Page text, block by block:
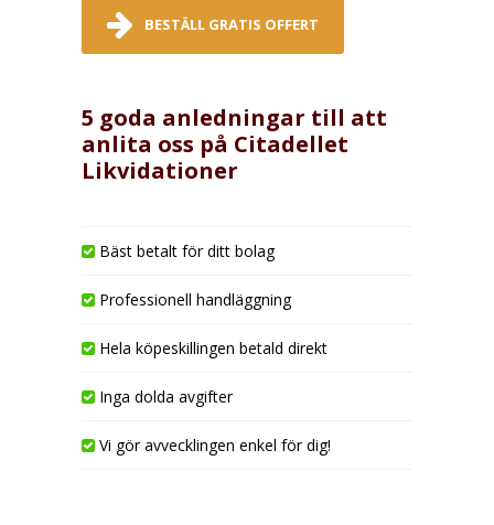
BESTÄLL GRATIS OFFERT
5 goda anledningar till att
anlita oss på Citadellet
Likvidationer
Bäst betalt för ditt bolag
Professionell handläggning
Hela köpeskillingen betald direkt
Inga dolda avgifter
Vi gör avvecklingen enkel för dig!